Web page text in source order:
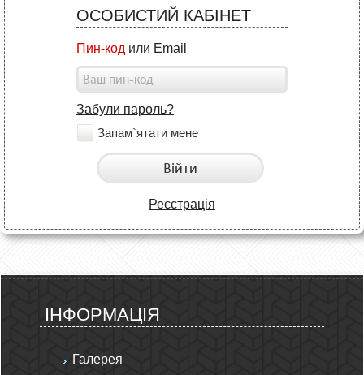
ОСОБИСТИЙ КАБІНЕТ
Пин-код или Email
Забули пароль?
Запам`ятати мене
Війти
Реєстрація
ІНФОРМАЦІЯ
Галерея